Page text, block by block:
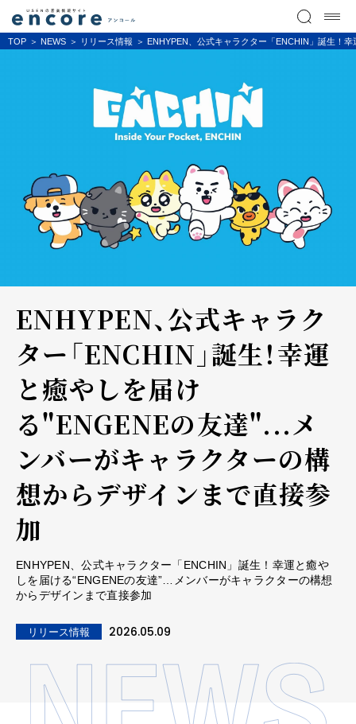
TOP NEWS リリース情報 ENHYPEN、公式キャラクター「ENCHIN」誕生！
ENHYPEN、公式キャラク
ター「ENCHIN」誕生！幸運
と癒やしを届け
る"ENGENEの友達"...メ
ンバーがキャラクターの構
想からデザインまで直接参
加
ENHYPEN、公式キャラクター「ENCHIN」誕生！幸運と癒や
しを届ける“ENGENEの友達”…メンバーがキャラクターの構想
からデザインまで直接参加
リリース情報 2026.05.09